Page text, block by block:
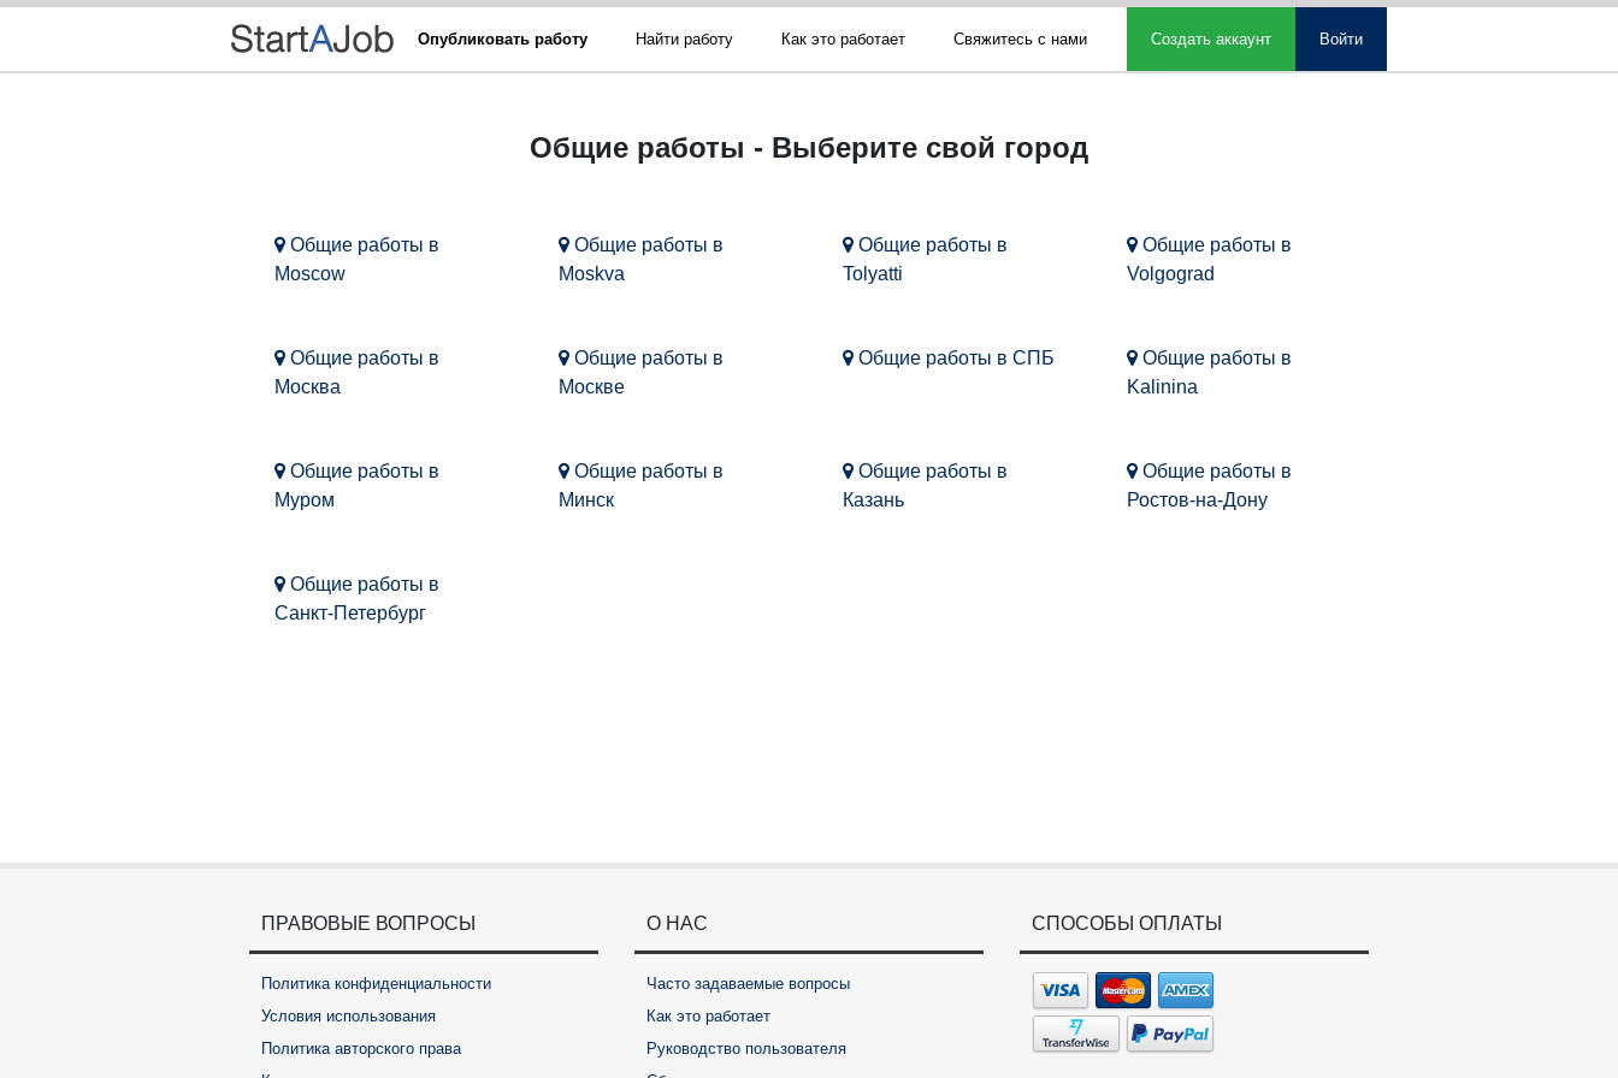
Опубликовать работу Найти работу Как это работает Свяжитесь с нами Создать аккаунт Войти
Общие работы - Выберите свой город
Общие работы в
Moscow
Общие работы в
Moskva
Общие работы в
Tolyatti
Общие работы в
Volgograd
Общие работы в
Москва
Общие работы в
Москве
Общие работы в СПБ
Общие работы в
Kalinina
Общие работы в
Муром
Общие работы в
Минск
Общие работы в
Казань
Общие работы в
Ростов-на-Дону
Общие работы в
Санкт-Петербург
ПРАВОВЫЕ ВОПРОСЫ
Политика конфиденциальности
Условия использования
Политика авторского права
О НАС
Часто задаваемые вопросы
Как это работает
Руководство пользователя
СПОСОБЫ ОПЛАТЫ